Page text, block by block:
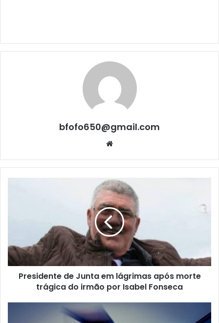
bfofo650@gmail.com
Website
Presidente de Junta em lágrimas após morte
trágica do irmão por Isabel Fonseca